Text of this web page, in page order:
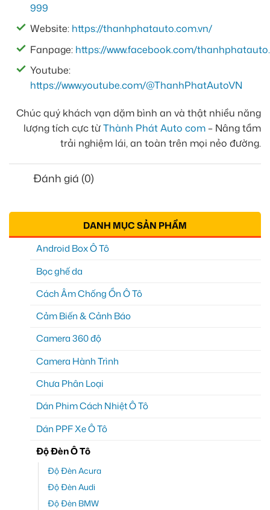
999
Website: https://thanhphatauto.com.vn/
Fanpage: https://www.facebook.com/
Youtube:
https://www.youtube.com/@ThanhPhatAutoVN
Chúc quý khách vạn dặm bình an và thật nhiều năng
lượng tích cực từThành Phát Auto com – Nâng tầm
trải nghiệm lái, an toàn trên mọi nẻo đường.
Đánh giá (0)
DANH MỤC SẢN PHẨM
Android Box Ô Tô
Bọc ghế da
Cách Âm Chống Ồn Ô Tô
Cảm Biến & Cảnh Báo
Camera 360 độ
Camera Hành Trình
Chưa Phân Loại
Dán Phim Cách Nhiệt Ô Tô
Dán PPF Xe Ô Tô
Độ Đèn Ô Tô
Độ Đèn Acura
Độ Đèn Audi
Độ Đèn BMW